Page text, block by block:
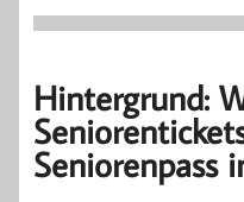
Hintergrund:
Seniorenpass